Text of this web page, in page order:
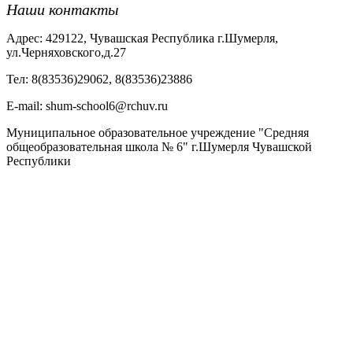
Наши контакты
Адрес: 429122, Чувашская Республика г.Шумерля,
ул.Черняховского,д.27
Тел: 8(83536)29062, 8(83536)23886
Е-mail: shum-school6@rchuv.ru
Муниципальное образовательное учреждение "Средняя
общеобразовательная школа № 6" г.Шумерля Чувашской
Республики